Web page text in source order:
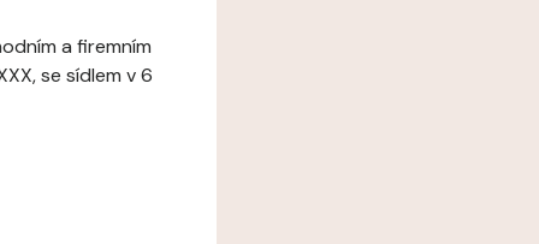
a firemním
se sídlem v 6